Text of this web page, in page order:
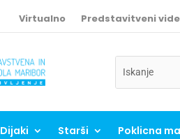
Virtualno Predstavitveni
for:
for...
Dijaki Starši Poklicna